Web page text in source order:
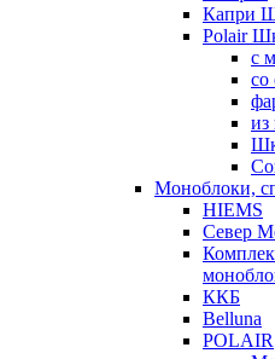
Капри
Polair
с
со
из
Моноблоки,
HIEMS
Север
ККБ
Belluna
POLAIR